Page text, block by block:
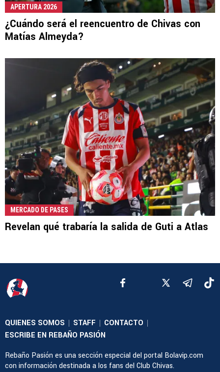
APERTURA 2026
¿Cuándo será el reencuentro de Chivas con
Matías Almeyda?
MERCADO DE PASES
Revelan qué trabaría la salida de Guti a Atlas
QUIENES SOMOS | STAFF | CONTACTO |
ESCRIBE EN REBAÑO PASIÓN
Rebaño Pasión es una sección especial del portal Bolavip.com
con información destinada a los fans del Club Chivas.